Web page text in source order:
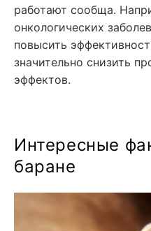
работают сообща.
онкологических
повысить
значительно снизить
эффектов.
Интересные
баране